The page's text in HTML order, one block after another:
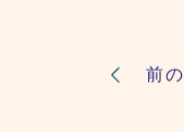
前